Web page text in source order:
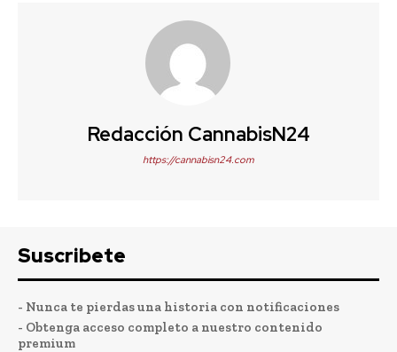
Redacción CannabisN24
https://cannabisn24.com
Suscribete
- Nunca te pierdas una historia con notificaciones
- Obtenga acceso completo a nuestro contenido
premium